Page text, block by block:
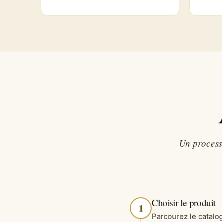
Un
1 Choisir le produit
Parcourez le